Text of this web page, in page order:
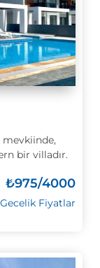
mevkiinde,
bir villadır.
₺975/4000
Fiyatlar